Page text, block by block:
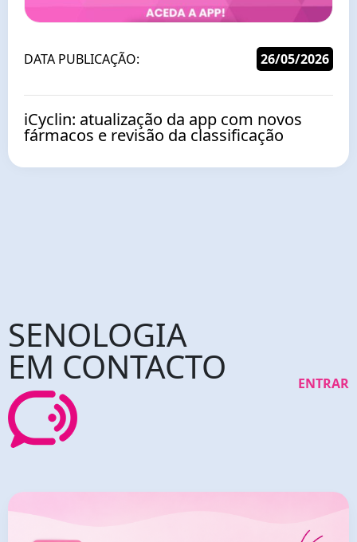
DATA PUBLICAÇÃO: 26/05/2026
iCyclin: atualização da app com novos
fármacos e revisão da classificação
SENOLOGIA
EM CONTACTO ENTRAR